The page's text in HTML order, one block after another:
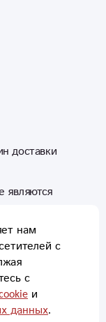
доставки
нам
с
с
и
данных.